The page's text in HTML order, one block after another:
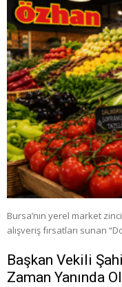
Bursa’nın yerel market
alışveriş fırsatları sunan
Başkan Vekili
Zaman Yanında